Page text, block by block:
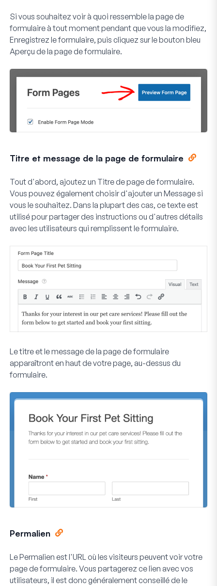
Si vous souhaitez voir à quoi ressemble la page de
formulaire à tout moment pendant que vous la modifiez,
Enregistrez le formulaire, puis cliquez sur le bouton bleu
Aperçu de la page de formulaire.
Titre et message de la page de formulaire
Tout d'abord, ajoutez un Titre de page de formulaire.
Vous pouvez également choisir d'ajouter un Messagesi
vous le souhaitez. Dans la plupart des cas, ce texte est
utilisé pour partager des instructions ou d'autres détails
avec les utilisateurs qui remplissent le formulaire.
Le titre et le message de la page de formulaire
apparaîtront en haut de votre page, au-dessus du
formulaire.
Permalien
LePermalien est l'URL où les visiteurs peuvent voir votre
page de formulaire. Vous partagerez ce lien avec vos
utilisateurs, il est donc généralement conseillé de le